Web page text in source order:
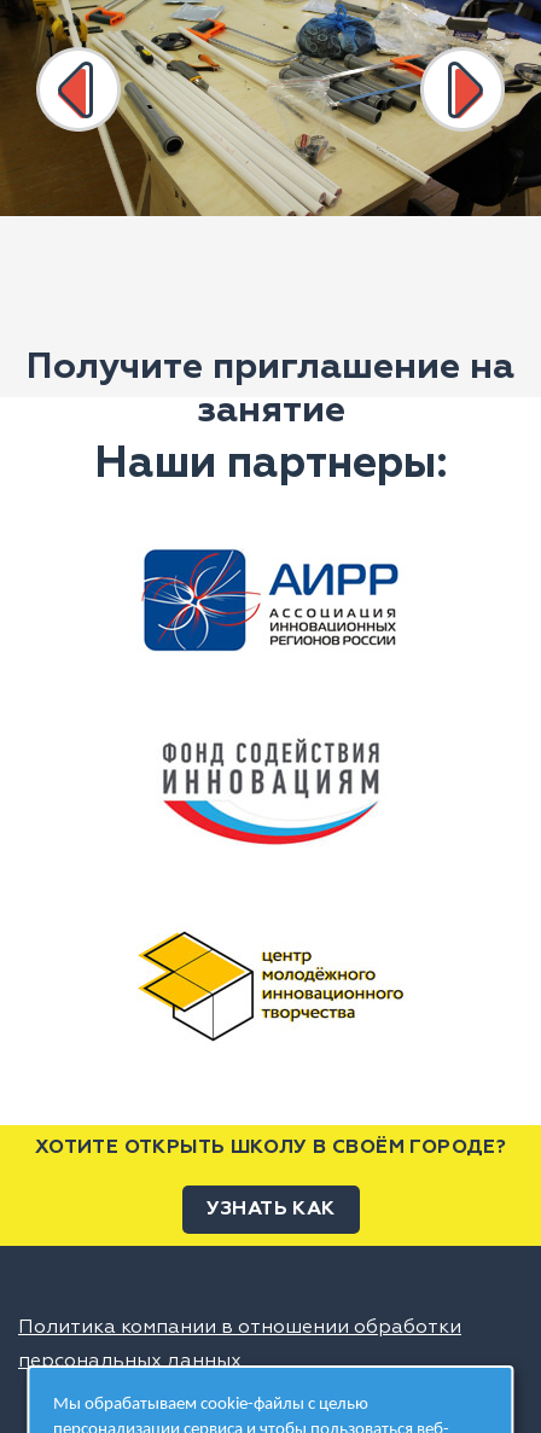
Получите приглашение на
занятие
Наши партнеры:
ХОТИТЕ ОТКРЫТЬ ШКОЛУ В СВОЁМ ГОРОДЕ?
УЗНАТЬ КАК
Политика компании в отношении обработки
персональных данных
Мы обрабатываем cookie-файлы с целью